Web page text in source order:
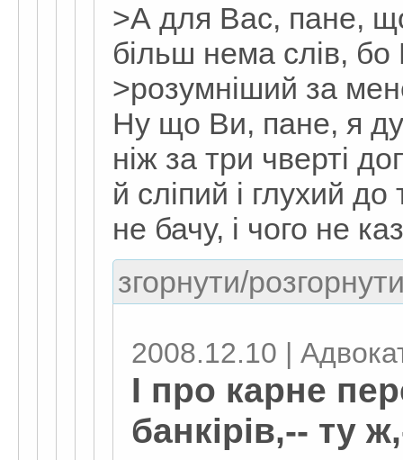
>А для Вас, пане,
більш нема слів,
>розумніший за
Ну що Ви, пане, я
ніж за три чверті
й сліпий і глухий
не бачу, і чого не
згорнути/
2008.12.10 |
І про карне
банкірів,-- ту